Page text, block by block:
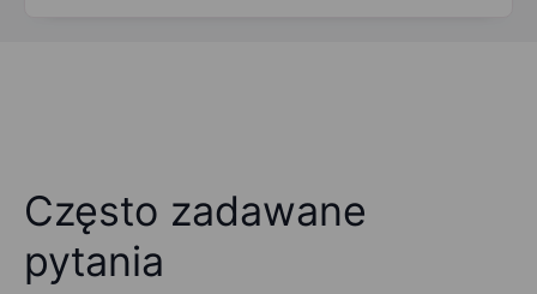
Często zadawane
pytania